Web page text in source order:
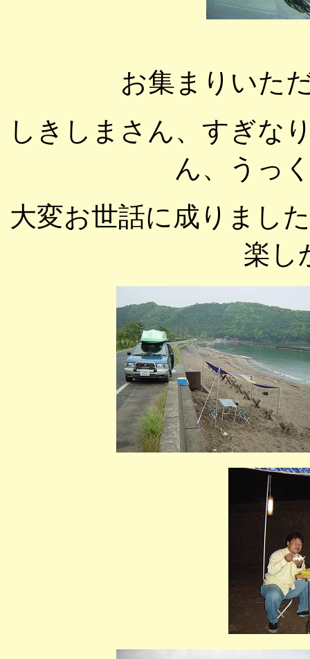
お集まりいた
しきしまさん、すぎな
ん、うっ
大変お世話に成りまし
楽し